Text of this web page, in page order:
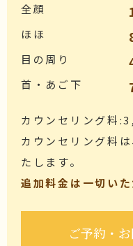
全顔
ほほ
目の周り
首・あご下
カウンセリング料
カウンセリング料
たします。
追加料金は一切いた
ご予約・